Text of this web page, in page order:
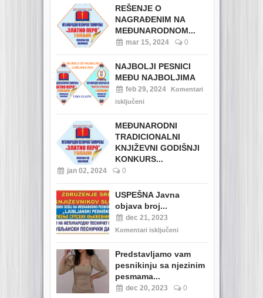
REŠENJE O
NAGRAĐENIM NA
MEĐUNARODNOM...
mar 15, 2024 0
NAJBOLJI PESNICI
MEĐU NAJBOLJIMA
feb 29, 2024
Komentari
isključeni
MEĐUNARODNI
TRADICIONALNI
KNJIŽEVNI GODIŠNJI
KONKURS...
jan 02, 2024 0
USPEŠNA Javna
objava broj...
dec 21, 2023
Komentari isključeni
Predstavljamo vam
pesnikinju sa njezinim
pesmama...
dec 20, 2023 0